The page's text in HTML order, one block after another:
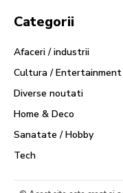
Categorii
Afaceri / industrii
Cultura / Entertainment
Diverse noutati
Home & Deco
Sanatate / Hobby
Tech